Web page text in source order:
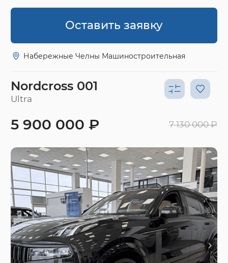
Оставить заявку
Набережные Челны Машиностроительная
Nordcross 001
Ultra
5 900 000 ₽ 7 130 000 ₽